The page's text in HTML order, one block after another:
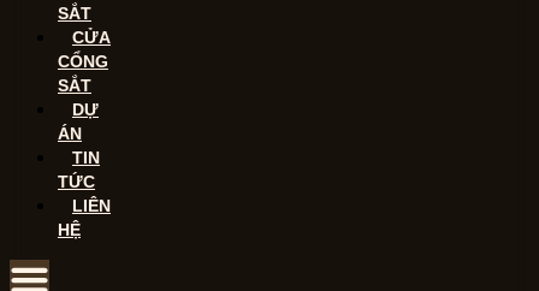
SẮT
CỬA
CỔNG
SẮT
DỰ
ÁN
TIN
TỨC
LIÊN
HỆ